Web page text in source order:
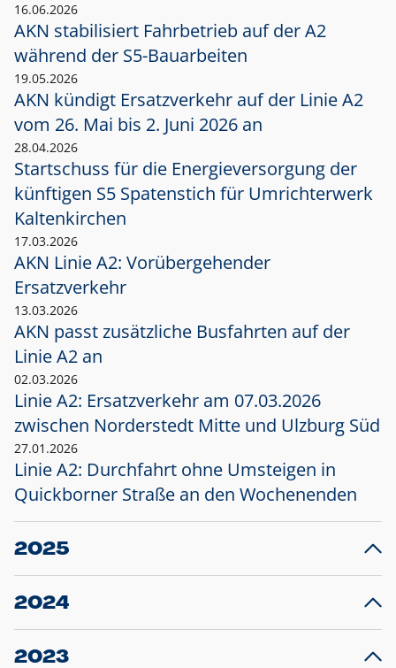
16.06.2026
AKN stabilisiert Fahrbetrieb auf der A2
während der S5-Bauarbeiten
19.05.2026
AKN kündigt Ersatzverkehr auf der Linie A2
vom 26. Mai bis 2. Juni 2026 an
28.04.2026
Startschuss für die Energieversorgung der
künftigen S5 Spatenstich für Umrichterwerk
Kaltenkirchen
17.03.2026
AKN Linie A2: Vorübergehender
Ersatzverkehr
13.03.2026
AKN passt zusätzliche Busfahrten auf der
Linie A2 an
02.03.2026
Linie A2: Ersatzverkehr am 07.03.2026
zwischen Norderstedt Mitte und Ulzburg Süd
27.01.2026
Linie A2: Durchfahrt ohne Umsteigen in
Quickborner Straße an den Wochenenden
2025
23.12.2025
Projekt S5: Start der Bauarbeiten am
2024
10.12.2024
Großprojekt S5: Sperrung der Bahnstraße in
2023